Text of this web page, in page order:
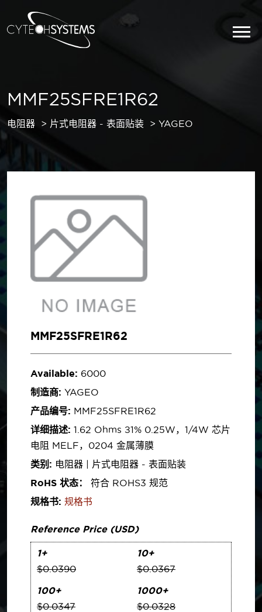
MMF25SFRE1R62
电阻器 片式电阻器 - 表面贴装 YAGEO
MMF25SFRE1R62
Available: 6000
制造商: YAGEO
产品编号: MMF25SFRE1R62
详细描述: 1.62 Ohms ±1% 0.25W，1/4W 芯片
电阻 MELF，0204 金属薄膜
类别: 电阻器 | 片式电阻器 - 表面贴装
RoHS 状态：
符合 ROHS3 规范
规格书: 规格书
Reference Price (USD)
1+
$0.0390
10+
$0.0367
100+
$0.0347
1000+
$0.0328